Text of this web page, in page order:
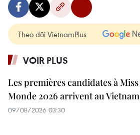
Theo dõi VietnamPlus
VOIR PLUS
Les premières candidates à Miss
Monde 2026 arrivent au Vietnam
09/08/2026 03:30